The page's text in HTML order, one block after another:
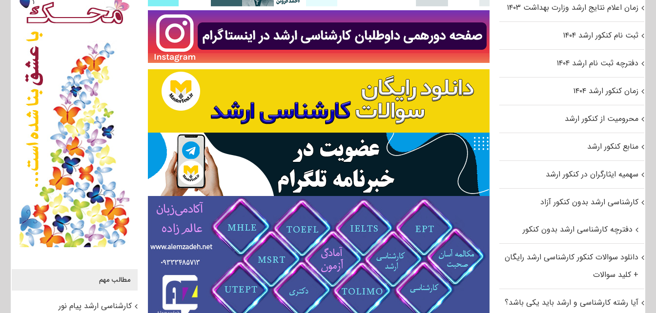
مطالب مهم
کارشناسی ارشد پیام نور
زمان اعلام نتایج ارشد وزارت بهداشت ۱۴۰۳
ثبت نام کنکور ارشد ۱۴۰۴
دفترچه ثبت نام ارشد ۱۴۰۴
زمان کنکور ارشد ۱۴۰۴
محرومیت از کنکور ارشد
منابع کنکور ارشد
سهمیه ایثارگران در کنکور ارشد
کارشناسی ارشد بدون کنکور آزاد
دفترچه کارشناسی ارشد بدون کنکور
دانلود سوالات کنکور کارشناسی ارشد رایگان
+ کلید سوالات
آیا رشته کارشناسی و ارشد باید یکی باشد؟